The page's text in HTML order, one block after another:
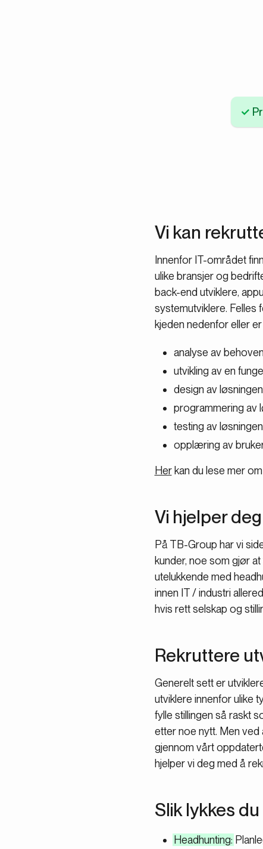
Vi kan
Innenfor IT-området
ulike bransjer og
back-end utviklere,
systemutviklere. Felles
kjeden nedenfor eller
analyse av
utvikling av en
design av løsningen
programmering av
testing av løsningen
opplæring av
Herkan du lese mer
Vi hjelper
På TB-Group har vi
kunder, noe som gjør
utelukkende med
innen IT / industri
hvis rett selskap og
Rekruttere
Generelt sett er
utviklere innenfor ulike
fylle stillingen så raskt
etter noe nytt. Men
gjennom vårt
hjelper vi deg med å
Slik lykkes
Headhunting: